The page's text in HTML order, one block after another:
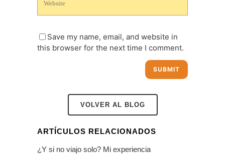
Save my name, email, and website in
this browser for the next time I comment.
VOLVER AL BLOG
ARTÍCULOS RELACIONADOS
¿Y si no viajo solo? Mi experiencia